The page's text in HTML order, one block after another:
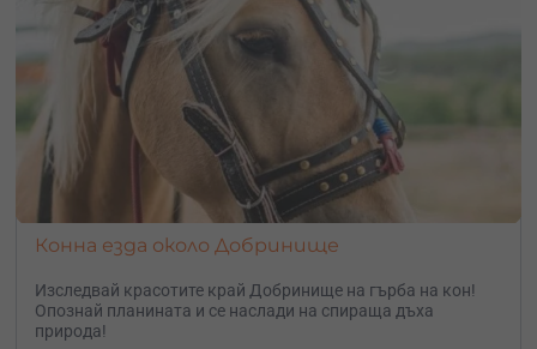
Конна езда около Добринище
Изследвай красотите край Добринище на гърба на кон!
Опознай планината и се наслади на спираща дъха
природа!